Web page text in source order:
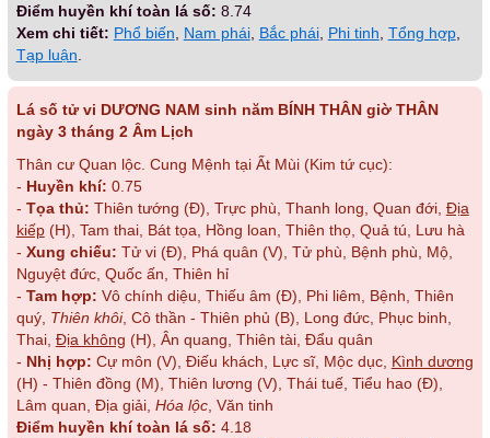
Điểm huyền khí toàn lá số: 8.74
Xem chi tiết: Phổ biến, Nam phái, Bắc phái, Phi tinh, Tổng hợp,
Tạp luận.
Lá số tử vi DƯƠNG NAM sinh năm BÍNH THÂN giờ THÂN
ngày 3 tháng 2 Âm Lịch
Thân cư Quan lộc. Cung Mệnh tại Ất Mùi (Kim tứ cục):
- Huyền khí: 0.75
- Tọa thủ: Thiên tướng (Đ), Trực phù, Thanh long, Quan đới, Địa
kiếp(H), Tam thai, Bát tọa, Hồng loan, Thiên thọ, Quả tú, Lưu hà
- Xung chiếu: Tử vi (Đ), Phá quân (V), Tử phù, Bệnh phù, Mộ,
Nguyệt đức, Quốc ấn, Thiên hỉ
- Tam hợp: Vô chính diệu, Thiếu âm (Đ), Phi liêm, Bệnh, Thiên
quý, Thiên khôi, Cô thần - Thiên phủ (B), Long đức, Phục binh,
Thai, Địa không (H), Ân quang, Thiên tài, Đẩu quân
- Nhị hợp: Cự môn (V), Điếu khách, Lực sĩ, Mộc dục, Kình dương
(H) - Thiên đồng (M), Thiên lương (V), Thái tuế, Tiểu hao (Đ),
Lâm quan, Địa giải, Hóa lộc, Văn tinh
Điểm huyền khí toàn lá số: 4.18